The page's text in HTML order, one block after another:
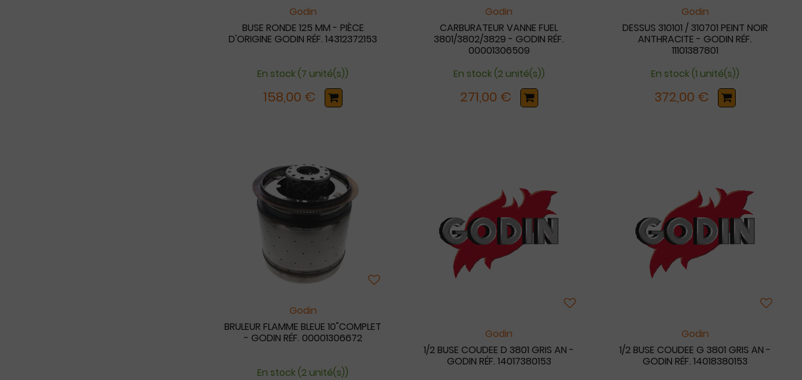
Godin
BUSE RONDE 125 MM - PIÈCE
D'ORIGINE GODIN RÉF. 14312372153
En stock (7 unité(s))
158,00 €
Godin
CARBURATEUR VANNE FUEL
3801/3802/3829 - GODIN RÉF.
00001306509
En stock (2 unité(s))
271,00 €
Godin
DESSUS 310101 / 310701 PEINT NOIR
ANTHRACITE - GODIN RÉF.
11101387801
En stock (1 unité(s))
372,00 €
Godin
BRULEUR FLAMME BLEUE 10"COMPLET
- GODIN RÉF. 00001306672
En stock (2 unité(s))
Godin
1/2 BUSE COUDEE D 3801 GRIS AN -
GODIN RÉF. 14017380153
Godin
1/2 BUSE COUDEE G 3801 GRIS AN -
GODIN RÉF. 14018380153